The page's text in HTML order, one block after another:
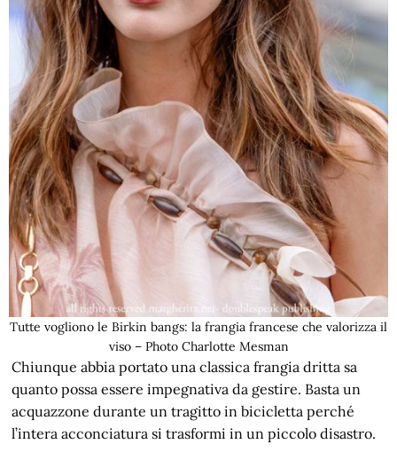
Tutte vogliono le Birkin bangs: la frangia francese che valorizza il
viso – Photo Charlotte Mesman
Chiunque abbia portato una classica frangia dritta sa
quanto possa essere impegnativa da gestire. Basta un
acquazzone durante un tragitto in bicicletta perché
l’intera acconciatura si trasformi in un piccolo disastro.